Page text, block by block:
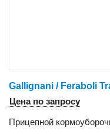
Gallignani / Feraboli
Цена по запросу
Прицепной